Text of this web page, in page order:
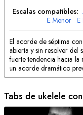
Escalas compatibles:
E Menor E
El acorde de séptima
abierta y sin resolver del
fuerte tendencia hacia
un acorde dramático
Tabs de ukelele